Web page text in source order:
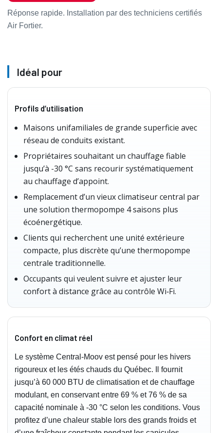
Réponse rapide. Installation par des techniciens certifiés
Air Fortier.
Idéal pour
Profils d’utilisation
Maisons unifamiliales de grande superficie avec
réseau de conduits existant.
Propriétaires souhaitant un chauffage fiable
jusqu’à -30 °C sans recourir systématiquement
au chauffage d’appoint.
Remplacement d’un vieux climatiseur central par
une solution thermopompe 4 saisons plus
écoénergétique.
Clients qui recherchent une unité extérieure
compacte, plus discrète qu’une thermopompe
centrale traditionnelle.
Occupants qui veulent suivre et ajuster leur
confort à distance grâce au contrôle Wi‑Fi.
Confort en climat réel
Le système Central-Moov est pensé pour les hivers
rigoureux et les étés chauds du Québec. Il fournit
jusqu’à 60 000 BTU de climatisation et de chauffage
modulant, en conservant entre 69 % et 76 % de sa
capacité nominale à -30 °C selon les conditions. Vous
profitez d’une chaleur stable lors des grands froids et